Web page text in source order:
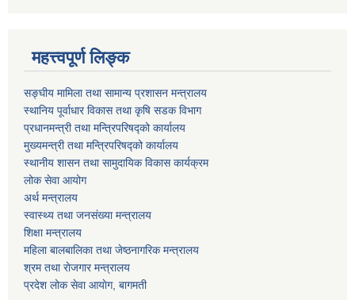
महत्त्वपूर्ण लिङ्क
सङ्घीय मामिला तथा सामान्य प्रशासन मन्त्रालय
स्थानिय पूर्वाधार विकास तथा कृषि सडक विभाग
प्रधानमन्त्री तथा मन्त्रिपरिषद्को कार्यालय
मुख्यमन्त्री तथा मन्त्रिपरिषद्को कार्यालय
स्थानीय शासन तथा सामुदायिक विकास कार्यक्रम
लोक सेवा आयोग
अर्थ मन्त्रालय
स्वास्थ्य तथा जनस‌ंख्या मन्त्रालय
शिक्षा मन्त्रालय
महिला बालबालिका तथा जेष्ठनागरिक मन्त्रालय
श्रम तथा राेजगार मन्त्रालय
प्रदेश लोक सेवा आयाेग, बागमती